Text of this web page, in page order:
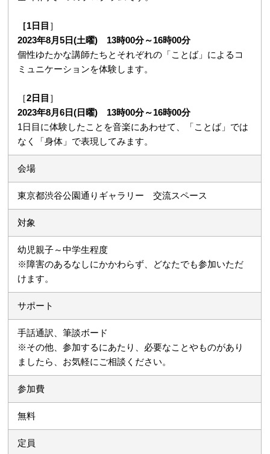
［1日目 ］
2023年8月5日(土曜) 13時00分～16時00分
個性ゆたかな講師たちとそれぞれの「ことば」によるコ
ミュニケーションを体験します。
［2日目 ］
2023年8月6日(日曜) 13時00分～16時00分
1日目に体験したことを音楽にあわせて、「ことば」では
なく「身体」で表現してみます。
会場
東京都渋谷公園通りギャラリー 交流スペース
対象
幼児親子～中学生程度
※障害のあるなしにかかわらず、どなたでも参加いただ
けます。
サポート
手話通訳、筆談ボード
※その他、参加するにあたり、必要なことやものがあり
ましたら、お気軽にご相談ください。
参加費
無料
定員